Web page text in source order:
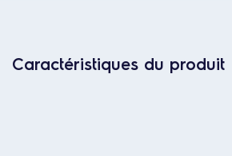
Caractéristiques du produit